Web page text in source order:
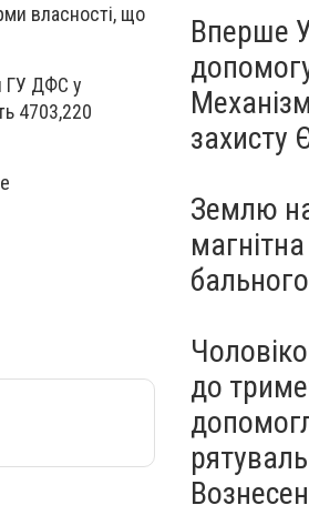
власності, що
ГУ ДФС у
4703,220
Вперше
захисту
Землю
до